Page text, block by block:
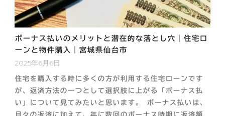
ボーナス払いのメリットと潜在的な落とし穴｜住宅ロ
ーンと物件購入｜宮城県仙台市
2025年6月6日
住宅を購入する時に多くの方が利用する住宅ローンです
が、返済方法の一つとして選択肢に上がる「ボーナス払
い」について見てみたいと思います。 ボーナス払いは、